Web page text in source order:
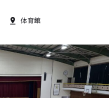
体育館